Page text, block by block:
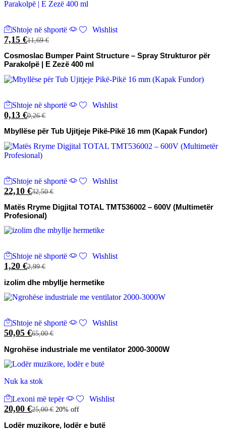
Shtoje në shportë Wishlist
7,15 €11,69€
Cosmoslac Bumper Paint Structure – Spray Strukturor për
Parakolpë | E Zezë 400 ml
Shtoje në shportë Wishlist
0,13 €0,26€
Mbyllëse për Tub Ujitjeje Pikë-Pikë 16 mm (Kapak Fundor)
Shtoje në shportë Wishlist
22,10 €32,50€
Matës Rryme Digjital TOTAL TMT536002 – 600V (Multimetër
Profesional)
Shtoje në shportë Wishlist
1,20 €2,99€
izolim dhe mbyllje hermetike
Shtoje në shportë Wishlist
50,05 €65,00€
Ngrohëse industriale me ventilator 2000-3000W
Nuk ka stok
Lexoni më tepër Wishlist
20,00 €25,00€ 20% off
Lodër muzikore, lodër e butë